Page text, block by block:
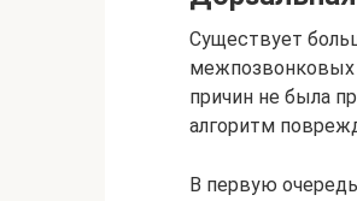
Существует
межпозвонковых
причин не была
алгоритм
В первую